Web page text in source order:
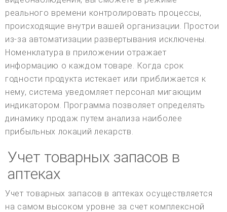
реального времени контролировать процессы,
происходящие внутри вашей организации. Простои
из-за автоматизации развертывания исключены.
Номенклатура в приложении отражает
информацию о каждом товаре. Когда срок
годности продукта истекает или приближается к
нему, система уведомляет персонал мигающим
индикатором. Программа позволяет определять
динамику продаж путем анализа наиболее
прибыльных локаций лекарств.
Учет товарных запасов в
аптеках
Учет товарных запасов в аптеках осуществляется
на самом высоком уровне за счет комплексной